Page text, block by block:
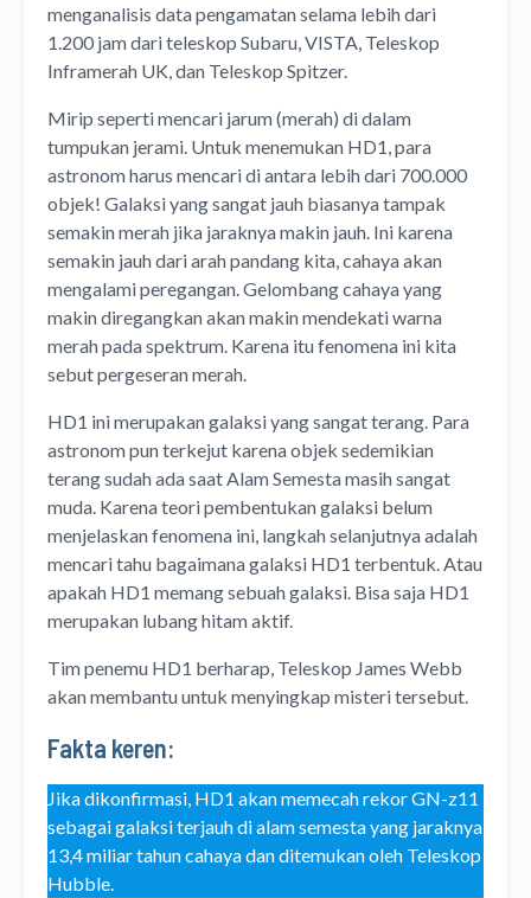
menganalisis data pengamatan selama lebih dari
1.200 jam dari teleskop Subaru, VISTA, Teleskop
Inframerah UK, dan Teleskop Spitzer.
Mirip seperti mencari jarum (merah) di dalam
tumpukan jerami. Untuk menemukan HD1, para
astronom harus mencari di antara lebih dari 700.000
objek! Galaksi yang sangat jauh biasanya tampak
semakin merah jika jaraknya makin jauh. Ini karena
semakin jauh dari arah pandang kita, cahaya akan
mengalami peregangan. Gelombang cahaya yang
makin diregangkan akan makin mendekati warna
merah pada spektrum. Karena itu fenomena ini kita
sebut pergeseran merah.
HD1 ini merupakan galaksi yang sangat terang. Para
astronom pun terkejut karena objek sedemikian
terang sudah ada saat Alam Semesta masih sangat
muda. Karena teori pembentukan galaksi belum
menjelaskan fenomena ini, langkah selanjutnya adalah
mencari tahu bagaimana galaksi HD1 terbentuk. Atau
apakah HD1 memang sebuah galaksi. Bisa saja HD1
merupakan lubang hitam aktif.
Tim penemu HD1 berharap, Teleskop James Webb
akan membantu untuk menyingkap misteri tersebut.
Fakta keren:
Jika dikonfirmasi, HD1 akan memecah rekor GN-z11
sebagai galaksi terjauh di alam semesta yang jaraknya
13,4 miliar tahun cahaya dan ditemukan oleh Teleskop
Hubble.